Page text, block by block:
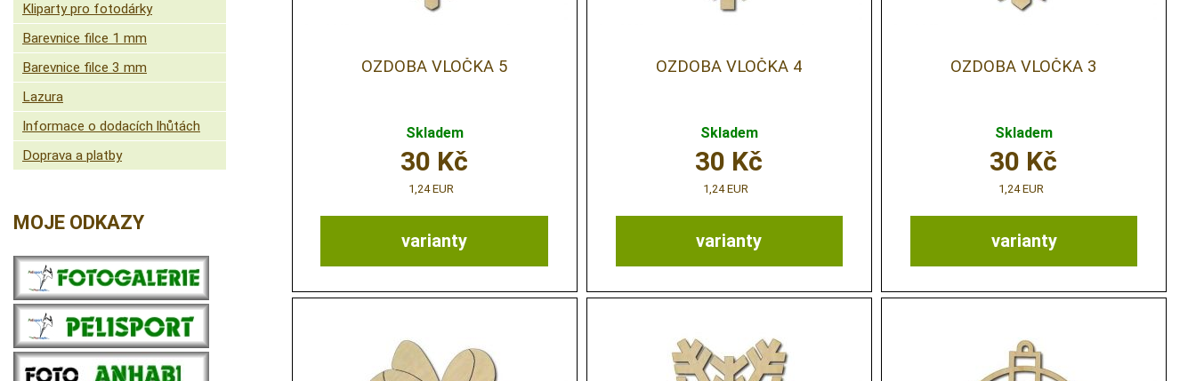
OZDOBA VLOČKA 5
Skladem
varianty
30 Kč
1,24 EUR
OZDOBA VLOČKA 4
Skladem
varianty
30 Kč
1,24 EUR
OZDOBA VLOČKA 3
Skladem
varianty
30 Kč
1,24 EUR
Kliparty pro fotodárky
Barevnice filce 1 mm
Barevnice filce 3 mm
Lazura
Informace o dodacích lhůtách
Doprava a platby
MOJE ODKAZY